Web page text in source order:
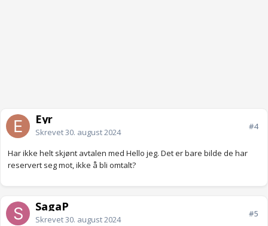
Eyr
Skrevet30. august 2024
#4
Har ikke helt skjønt avtalen med Hello jeg. Det er bare bilde de har
reservert seg mot, ikke å bli omtalt?
SagaP
Skrevet30. august 2024
#5